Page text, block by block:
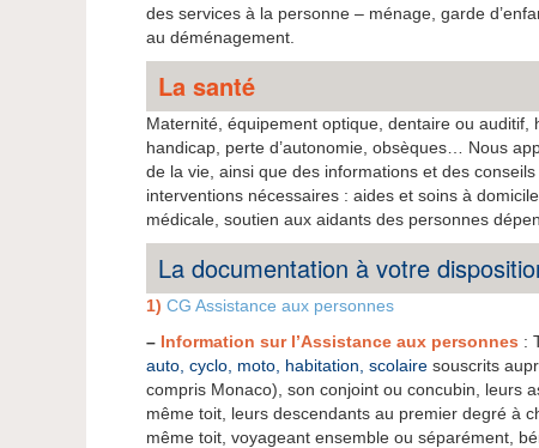
des services à la personne – ménage, garde
au déménagement.
La santé
Maternité, équipement optique, dentaire ou auditif,
handicap, perte d’autonomie, obsèques… Nous
de la vie, ainsi que des informations et des
interventions nécessaires : aides et soins à
médicale, soutien aux aidants des personnes
La documentation à votre
1) CG Assistance aux personnes
– Information sur l’Assistance aux personnes :
auto, cyclo, moto, habitation, scolaire souscrits
compris Monaco), son conjoint ou concubin, leurs
même toit, leurs descendants au premier degré à
même toit, voyageant ensemble ou séparément,